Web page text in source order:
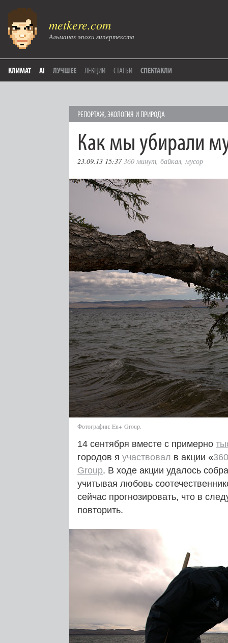
metkere.com
Альманах эпохи гипертекста
КЛИМАТ AI ЛУЧШЕЕ ЛЕКЦИИ СТАТЬИ СПЕКТАКЛИ
РЕПОРТАЖ,ЭКОЛОГИЯ И ПРИРОДА
Как мы убирали
23.09.13 15:37 360 минут, байкал,мусор
Фотографии: En+ Group.
14 сентября вместе с примерно
городов я участвовал в акции «
Group. В ходе акции удалось
учитывая любовь
сейчас прогнозировать, что в
повторить.